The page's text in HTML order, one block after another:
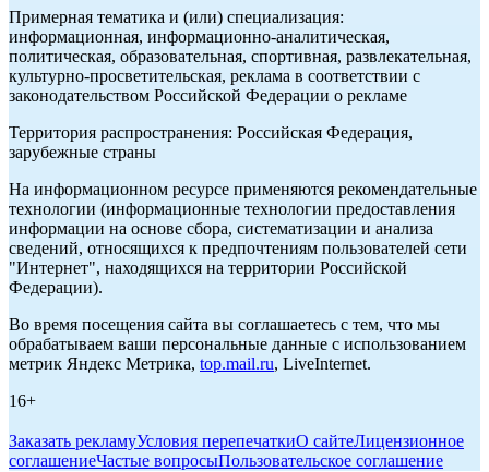
Примерная тематика и (или) специализация:
информационная, информационно-аналитическая,
политическая, образовательная, спортивная, развлекательная,
культурно-просветительская, реклама в соответствии с
законодательством Российской Федерации о рекламе
Территория распространения: Российская Федерация,
зарубежные страны
На информационном ресурсе применяются рекомендательные
технологии (информационные технологии предоставления
информации на основе сбора, систематизации и анализа
сведений, относящихся к предпочтениям пользователей сети
"Интернет", находящихся на территории Российской
Федерации).
Во время посещения сайта вы соглашаетесь с тем, что мы
обрабатываем ваши персональные данные с использованием
метрик Яндекс Метрика, top.mail.ru, LiveInternet.
16+
Заказать рекламуУсловия перепечаткиО сайтеЛицензионное
соглашениеЧастые вопросыПользовательское соглашение